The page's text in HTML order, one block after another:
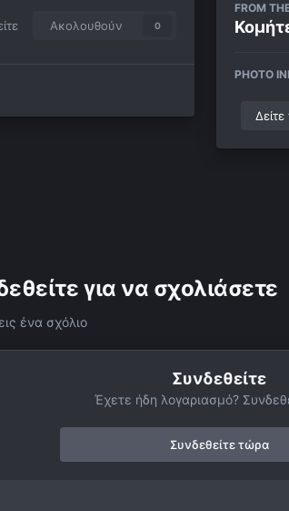
Ακολουθούν 0
FROM
PHOTO
για να σχολιάσετε
ένα σχόλιο
Συνδεθείτε
Έχετε ήδη λογαριασμό?
Συνδεθείτε τώρα